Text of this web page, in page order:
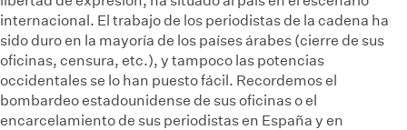
internacional. El trabajo de los periodistas de la cadena ha
sido duro en la mayoría de los países árabes (cierre de sus
oficinas, censura, etc.), y tampoco las potencias
occidentales se lo han puesto fácil. Recordemos el
bombardeo estadounidense de sus oficinas o el
encarcelamiento de sus periodistas en España y en